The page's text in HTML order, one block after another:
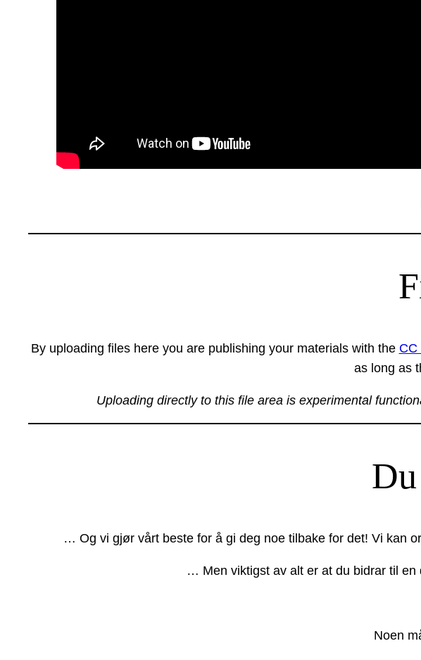
By uploading files here you are publishing your materials with the CC
as long as
Uploading directly to this file area is experimental
… Og vi gjør vårt beste for å gi deg noe tilbake for det! Vi kan
… Men viktigst av alt er at du bidrar til en
Noen